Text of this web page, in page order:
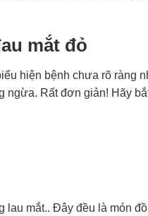
mắt đỏ
hiện bệnh chưa rõ ràng
ngừa. Rất đơn giản! Hãy
mắt.. Đây đều là món